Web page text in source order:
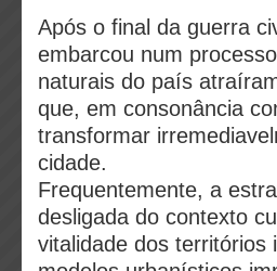
Após o final da guerra
embarcou num
naturais do país
que, em consonância
transformar
cidade.
Frequentemente, a
desligada do contexto
vitalidade dos